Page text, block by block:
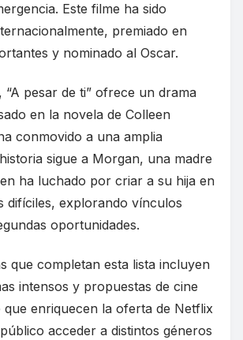
Este filme ha sido
premiado en
y nominado al Oscar.
pesar de ti” ofrece un drama
en la novela de Colleen
conmovido a una amplia
sigue a Morgan, una madre
ha luchado por criar a su hija en
difíciles, explorando vínculos
oportunidades.
que completan esta lista incluyen
intensos y propuestas de cine
que enriquecen la oferta de Netflix
acceder a distintos géneros